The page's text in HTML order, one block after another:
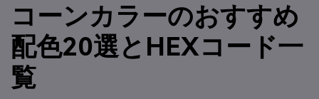
コーンカラーのおすすめ
配色20選とHEXコード一
覧